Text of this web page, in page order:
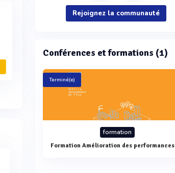
Rejoignez la communauté
Conférences et formations (1)
Terminé(e)
formation